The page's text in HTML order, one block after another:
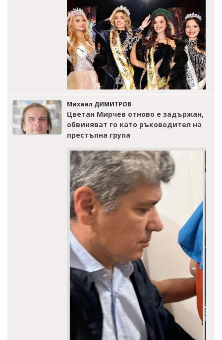
Михаил ДИМИТРОВ
Цветан Мирчев отново е задържан,
обвиняват го като ръководител на
престъпна група